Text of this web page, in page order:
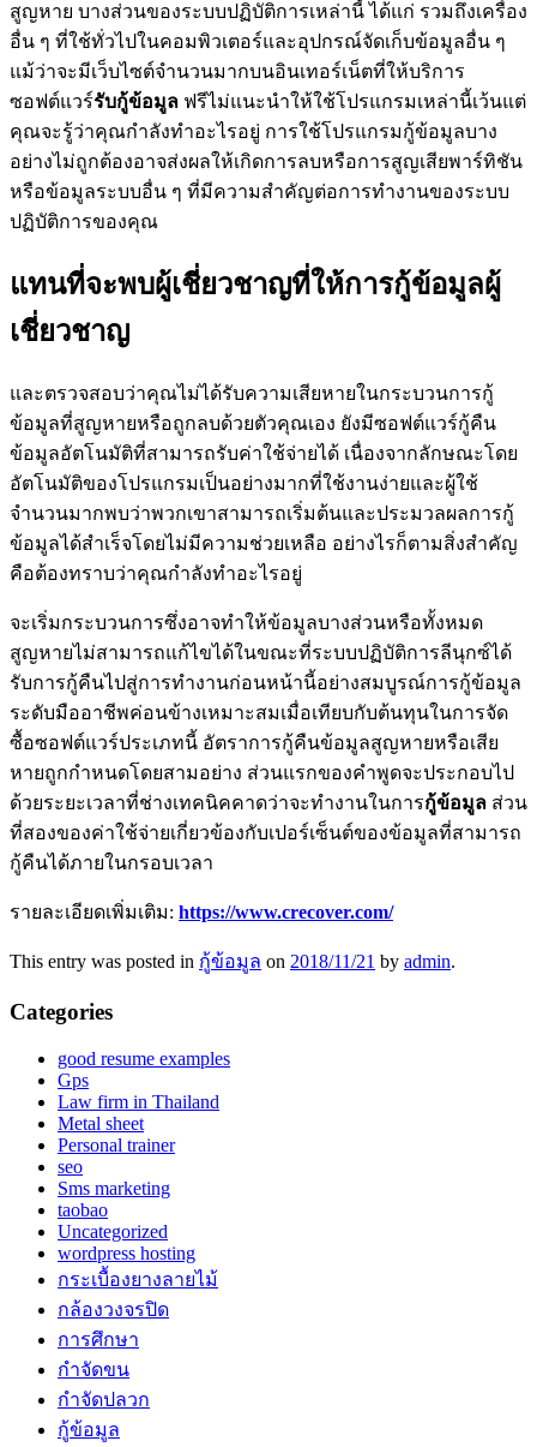
สูญหาย บางส่วนของระบบปฏิบัติการเหล่านี้ ได้แก่ รวมถึงเครื่อง
อื่น ๆ ที่ใช้ทั่วไปในคอมพิวเตอร์และอุปกรณ์จัดเก็บข้อมูลอื่น ๆ
แม้ว่าจะมีเว็บไซต์จำนวนมากบนอินเทอร์เน็ตที่ให้บริการ
ซอฟต์แวร์รับกู้ข้อมูล ฟรีไม่แนะนำให้ใช้โปรแกรมเหล่านี้เว้นแต่
คุณจะรู้ว่าคุณกำลังทำอะไรอยู่ การใช้โปรแกรมกู้ข้อมูลบาง
อย่างไม่ถูกต้องอาจส่งผลให้เกิดการลบหรือการสูญเสียพาร์ทิชัน
หรือข้อมูลระบบอื่น ๆ ที่มีความสำคัญต่อการทำงานของระบบ
ปฏิบัติการของคุณ
แทนที่จะพบผู้เชี่ยวชาญที่ให้การกู้ข้อมูลผู้
เชี่ยวชาญ
และตรวจสอบว่าคุณไม่ได้รับความเสียหายในกระบวนการกู้
ข้อมูลที่สูญหายหรือถูกลบด้วยตัวคุณเอง ยังมีซอฟต์แวร์กู้คืน
ข้อมูลอัตโนมัติที่สามารถรับค่าใช้จ่ายได้ เนื่องจากลักษณะโดย
อัตโนมัติของโปรแกรมเป็นอย่างมากที่ใช้งานง่ายและผู้ใช้
จำนวนมากพบว่าพวกเขาสามารถเริ่มต้นและประมวลผลการกู้
ข้อมูลได้สำเร็จโดยไม่มีความช่วยเหลือ อย่างไรก็ตามสิ่งสำคัญ
คือต้องทราบว่าคุณกำลังทำอะไรอยู่
จะเริ่มกระบวนการซึ่งอาจทำให้ข้อมูลบางส่วนหรือทั้งหมด
สูญหายไม่สามารถแก้ไขได้ในขณะที่ระบบปฏิบัติการลีนุกซ์ได้
รับการกู้คืนไปสู่การทำงานก่อนหน้านี้อย่างสมบูรณ์การกู้ข้อมูล
ระดับมืออาชีพค่อนข้างเหมาะสมเมื่อเทียบกับต้นทุนในการจัด
ซื้อซอฟต์แวร์ประเภทนี้ อัตราการกู้คืนข้อมูลสูญหายหรือเสีย
หายถูกกำหนดโดยสามอย่าง ส่วนแรกของคำพูดจะประกอบไป
ด้วยระยะเวลาที่ช่างเทคนิคคาดว่าจะทำงานในการกู้ข้อมูล ส่วน
ที่สองของค่าใช้จ่ายเกี่ยวข้องกับเปอร์เซ็นต์ของข้อมูลที่สามารถ
กู้คืนได้ภายในกรอบเวลา
รายละเอียดเพิ่มเติม: https://www.crecover.com/
This entry was posted in กู้ข้อมูล on 2018/11/21 by admin.
Categories
good resume examples
Gps
Law firm in Thailand
Metal sheet
Personal trainer
seo
Sms marketing
taobao
Uncategorized
wordpress hosting
กระเบื้องยางลายไม้
กล้องวงจรปิด
การศึกษา
กำจัดขน
กำจัดปลวก
กู้ข้อมูล